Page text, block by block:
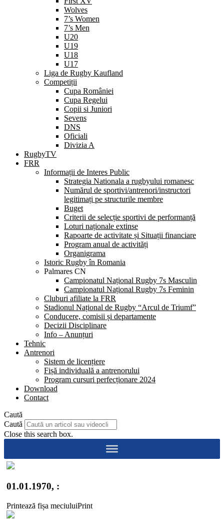
Wolves
7’s Women
7’s Men
U20
U19
U18
U17
Liga de Rugby Kaufland
Competiții
Cupa României
Cupa Regelui
Copii si Juniori
Sevens
DNS
Oficiali
Divizia A
RugbyTV
FRR
Informații de Interes Public
Strategia Nationala a rugbyului romanesc
Numărul de sportivi/antrenori/instructori
legitimați pe structurile membre
Buget
Criterii de selecție sportivi de performanță
Loturi naționale extinse
Rapoarte de activitate și Situații financiare
Program anual de activități
Organigrama
Istoric Rugby în Romania
Palmares CN
Campionatul Național Rugby 7s Masculin
Campionatul Național Rugby 7s Feminin
Cluburi afiliate la FRR
Stadionul Național de Rugby “Arcul de Triumf”
Conducere, comisii și departamente
Decizii Disciplinare
Info – Anunțuri
Tehnic
Antrenori
Sistem de licențiere
Fișă individuală a antrenorului
Program cursuri perfecționare 2024
Download
Contact
Caută
Caută
Close this search box.
01.01.1970, :
Printează fișa meciuluiPrint